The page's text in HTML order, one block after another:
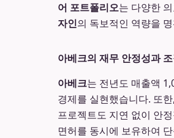
어 포트폴리오는 다양한
자인의 독보적인 역량을
아베크의 재무 안정성과
아베크는 전년도 매출액
경제를 실현했습니다. 또
프로젝트도 지연 없이 안
면허를 동시에 보유하여